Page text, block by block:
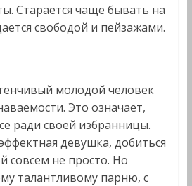
Старается чаще бывать на
свободой и пейзажами.
молодой человек
Это означает,
ради своей избранницы.
девушка, добиться
совсем не просто. Но
талантливому парню, с